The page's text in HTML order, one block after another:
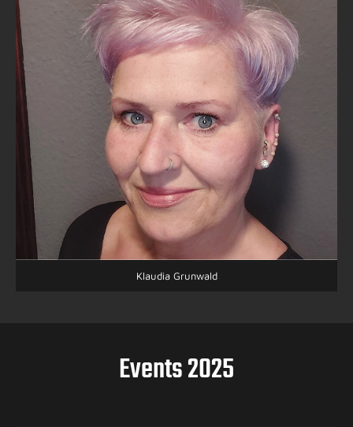
Klaudia Grunwald
Events 2025